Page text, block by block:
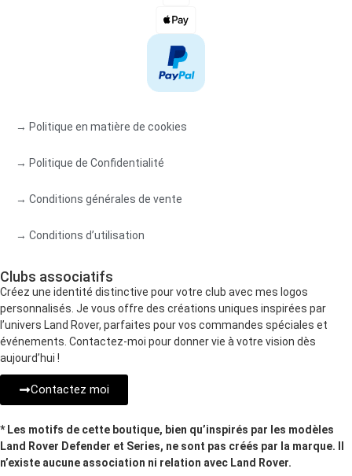
→ Politique en matière de cookies
→ Politique de Confidentialité
→ Conditions générales de vente
→ Conditions d’utilisation
Clubs associatifs
Créez une identité distinctive pour votre club avec mes logos
personnalisés. Je vous offre des créations uniques inspirées par
l’univers Land Rover, parfaites pour vos commandes spéciales et
événements. Contactez-moi pour donner vie à votre vision dès
aujourd’hui !
Contactez moi
* Les motifs de cette boutique, bien qu’inspirés par les modèles
Land Rover Defender et Series, ne sont pas créés par la marque. Il
n’existe aucune association ni relation avec Land Rover.